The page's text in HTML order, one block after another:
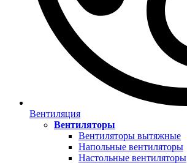
Вентиляция
Вентиляторы
Вентиляторы вытяжные
Напольные вентиляторы
Настольные вентиляторы